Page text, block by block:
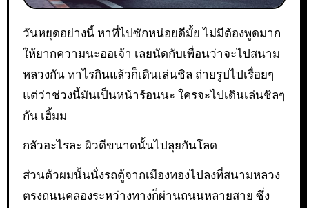
วันหยุดอย่างนี้ หาที่ไปซักหน่อยดีมั้ย ไม่มีต้องพูดมาก
ให้ยากความนะออเจ้า เลยนัดกับเพื่อนว่าจะไปสนาม
หลวงกัน หาไรกินแล้วก็เดินเล่นชิล ถ่ายรูปไปเรื่อยๆ
แต่ว่าช่วงนี้มันเป็นหน้าร้อนนะ ใครจะไปเดินเล่นชิลๆ
กัน เฮิ้มม
กลัวอะไรละ ผิวดีขนาดนั้นไปลุยกันโลด
ส่วนตัวผมนั้นนั่งรถตู้จากเมืองทองไปลงที่สนามหลวง
ตรงถนนคลองระหว่างทางก็ผ่านถนนหลายสาย ซึ่ง